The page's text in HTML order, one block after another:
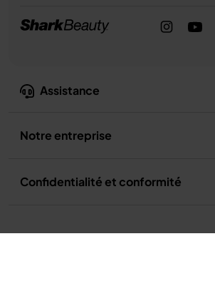
Assistance
Notre entreprise
Confidentialité et conformité